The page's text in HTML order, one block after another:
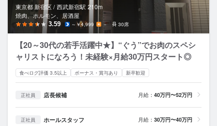
東京都 新宿区 / 西武新宿駅 210m
焼肉、ホルモン、居酒屋
3.59 ～￥4,999 － 30席
【20～30代の若手活躍中★】“ぐう”でお肉のスペシ
ャリストになろう！未経験×月給30万円スタート◎
食べログ評価 3.5以上 ボーナス・賞与あり 新卒歓迎
正社員 店長候補 月給： 40万円〜52万円
正社員 ホールスタッフ 月給： 30万円〜40万円